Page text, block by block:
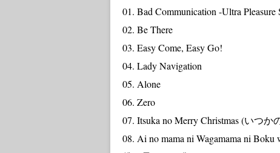
01. Bad Communication -Ultra Pleasure
02. Be There
03. Easy Come, Easy Go!
04. Lady Navigation
05. Alone
06. Zero
07. Itsuka no Merry Christmas (いつ
08. Ai no mama ni Wagamama ni